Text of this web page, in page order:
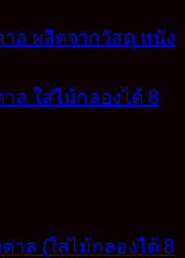
าล (ใส่ไม้กลองได้ 8